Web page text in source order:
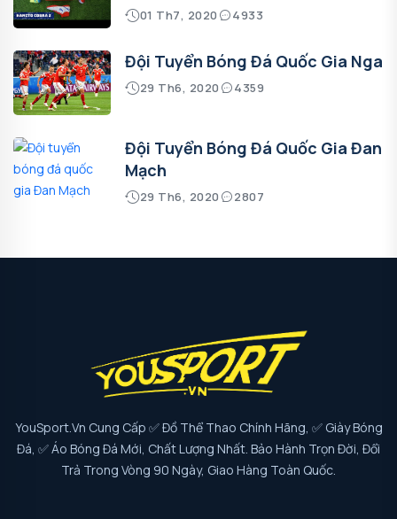
01 Th7, 2020 4933
Đội Tuyển Bóng Đá Quốc Gia Nga
29 Th6, 2020 4359
Đội Tuyển Bóng Đá Quốc Gia Đan
Mạch
29 Th6, 2020 2807
YouSport.vn Cung Cấp ✅ Đồ Thể Thao Chính Hãng, ✅ Giày Bóng
Đá, ✅ Áo Bóng Đá Mới, Chất Lượng Nhất. Bảo Hành Trọn Đời, Đổi
Trả Trong Vòng 90 Ngày, Giao Hàng Toàn Quốc.